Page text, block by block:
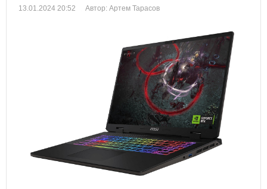
13.01.2024 20:52 Автор: Артем Тарасов